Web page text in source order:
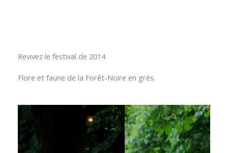
Revivez le festival de 2014
Flore et faune de la Forêt-Noire en grès.